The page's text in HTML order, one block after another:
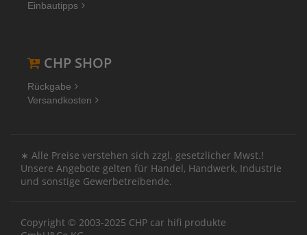
Einbautipps
CHP SHOP
Rückgabe
Versandkosten
∗ Alle Preise verstehen sich zzgl. gesetzlicher Mwst.!
Unsere Angebote gelten für Handel, Handwerk, Industrie
und sonstige Gewerbetreibende.
Copyright © 2003-2025 CHP car hifi produkte